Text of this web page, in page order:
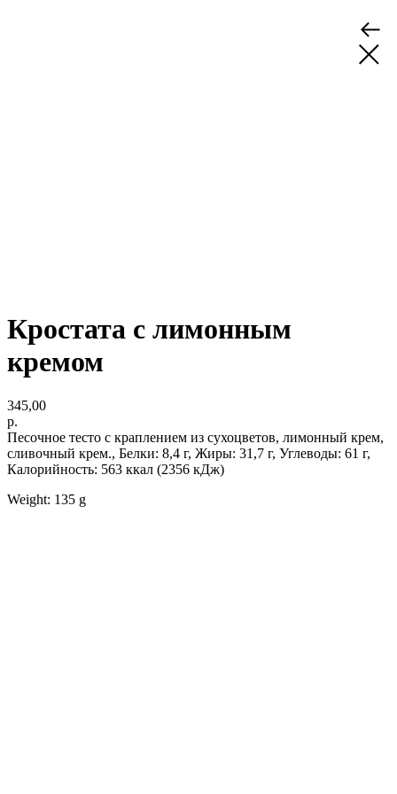
Кростата с лимонным
кремом
345,00
р.
Песочное тесто с краплением из сухоцветов, лимонный крем,
сливочный крем., Белки: 8,4 г, Жиры: 31,7 г, Углеводы: 61 г,
Калорийность: 563 ккал (2356 кДж)
Weight: 135 g